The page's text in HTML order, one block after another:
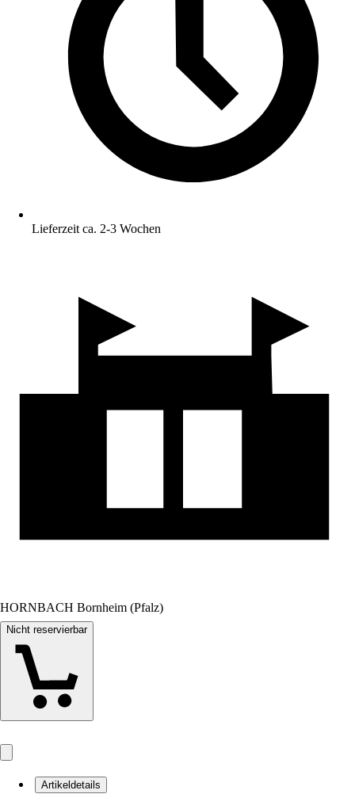
Lieferzeit ca. 2-3 Wochen
HORNBACH Bornheim (Pfalz)
Nicht reservierbar
Artikeldetails